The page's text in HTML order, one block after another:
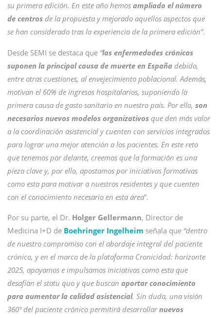
su primera edición. En este año hemos ampliado el número
de centros de la propuesta y mejorado aquellos aspectos que
se han considerado tras la experiencia de la primera edición”.
Desde SEMI se destaca que “las enfermedades crónicas
suponen la principal causa de muerte en España debido,
entre otras cuestiones, al envejecimiento poblacional. Además,
motivan el 60% de ingresos hospitalarios, suponiendo la
primera causa de gasto sanitario en nuestro país. Por ello, son
necesarios nuevos modelos organizativos que den más valor
a la coordinación asistencial y cuenten con servicios integrados
para lograr una mejor atención a los pacientes. En este reto
que tenemos por delante, creemos que la formación es una
pieza clave y, por ello, apostamos por iniciativas formativas
como esta para motivar a nuestros residentes y que cuenten
con el conocimiento necesario en esta área”.
Por su parte, el Dr. Holger Gellermann, Director de
Medicina I+D de Boehringer Ingelheim señala que “dentro
de nuestro compromiso con el abordaje integral del paciente
crónico, y en el marco de la plataforma Cronicidad: horizonte
2025, apoyamos e impulsamos iniciativas como esta que
desafían el statu quo y que buscan aportar conocimiento
para aumentar la calidad asistencial. Sin duda, una visión
360º del paciente crónico permitirá desarrollarnuevos